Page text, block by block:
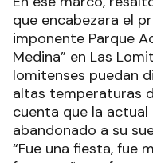
que encabezara el
imponente Parque
Medina” en Las
lomitenses puedan
altas temperaturas
cuenta que la
abandonado a su
“Fue una fiesta, fue